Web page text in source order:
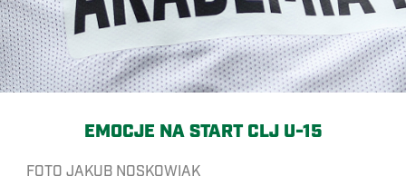
EMOCJE NA START CLJ U-15
FOTO JAKUB NOSKOWIAK